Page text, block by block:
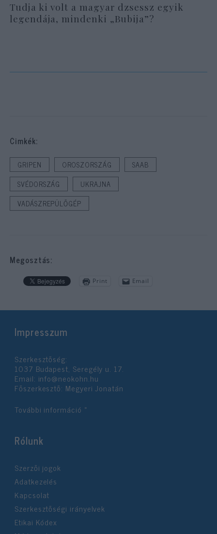
Tudja ki volt a magyar dzsessz egyik
legendája, mindenki „Bubija”?
Cimkék:
GRIPEN OROSZORSZÁG
SAAB
SVÉDORSZÁG
UKRAJNA
VADÁSZREPÜLŐGÉP
Megosztás:
Print Email
Impresszum
Szerkesztőség:
1037 Budapest, Seregély u. 17.
Email: info@neokohn.hu
Főszerkesztő: Megyeri Jonatán
További információ »
Rólunk
Szerzői jogok
Adatkezelés
Kapcsolat
Szerkesztőségi irányelvek
Etikai Kódex